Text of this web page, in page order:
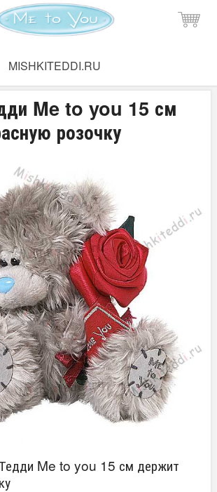
MISHKITEDDI.RU
Me to you 15 см
розочку
Me to you 15 см держит